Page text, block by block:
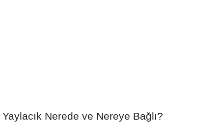
Yaylacık Nerede ve Nereye Bağlı?